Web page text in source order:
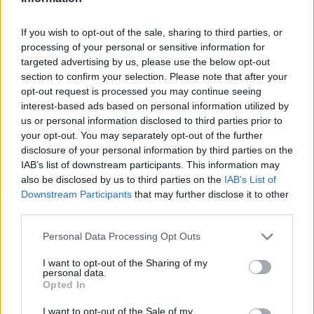
If you wish to opt-out of the sale, sharing to third parties, or
processing of your personal or sensitive information for
targeted advertising by us, please use the below opt-out
section to confirm your selection. Please note that after your
opt-out request is processed you may continue seeing
interest-based ads based on personal information utilized by
us or personal information disclosed to third parties prior to
your opt-out. You may separately opt-out of the further
disclosure of your personal information by third parties on the
IAB’s list of downstream participants. This information may
also be disclosed by us to third parties on the IAB’s List of
Downstream Participants that may further disclose it to other
Personal Data Processing Opt Outs
I want to opt-out of the Sharing of my
personal data.
Opted In
I want to opt-out of the Sale of my
Vitamina C:
pimientos dulces.
Vitamina D:los lácteos y los pescados como el
atún, la caballa o el salmón, la leche de soya y los
cereales. No obstante, la mayor parte de vitamina
D la obtenemos de la exposición solar.
Alimentación en el embarazo en la
semana 16
Dentro de tu vientre crece una nueva vida y la
para el adecuado desarrollo del bebé como para que
la futura madre esté saludable.
Durante esta etapa, es normal que te preguntes si